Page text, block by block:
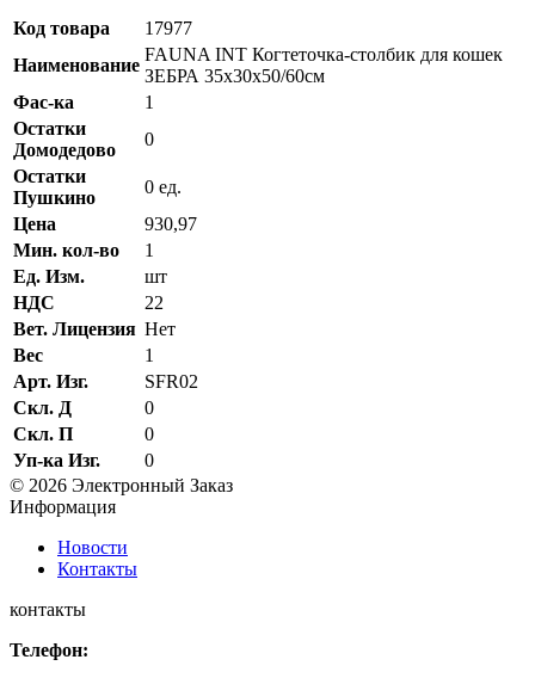
Код товара
17977
Наименование
FAUNA INT Когтеточка-столбик для кошек
ЗЕБРА 35x30x50/60см
Фас-ка
1
Остатки
Домодедово
0
Остатки
Пушкино
0 ед.
Цена
930,97
Мин. кол-во
1
Ед. Изм.
шт
НДС
22
Вет. Лицензия Нет
Вес
1
Арт. Изг.
SFR02
Скл. Д
0
Скл. П
0
Уп-ка Изг.
0
© 2026 Электронный Заказ
Информация
Новости
Контакты
контакты
Телефон: